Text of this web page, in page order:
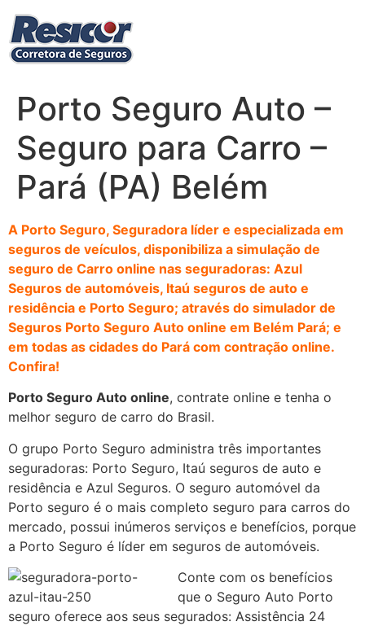
para
conteúdo
Porto Seguro Auto –
Seguro para Carro –
Pará (PA) Belém
A Porto Seguro, Seguradora líder e especializada em
seguros de veículos, disponibiliza a simulação de
seguro de Carro online nas seguradoras: Azul
Seguros de automóveis, Itaú seguros de auto e
residência e Porto Seguro; através do simulador de
Seguros Porto Seguro Auto online em Belém Pará; e
em todas as cidades do Pará com contração online.
Confira!
Porto Seguro Auto online, contrate online e tenha o
melhor seguro de carro do Brasil.
O grupo Porto Seguro administra três importantes
seguradoras: Porto Seguro, Itaú seguros de auto e
residência e Azul Seguros. O seguro automóvel da
Porto seguro é o mais completo seguro para carros do
mercado, possui inúmeros serviços e benefícios, porque
a Porto Seguro é líder em seguros de automóveis.
Conte com os benefícios
que o Seguro Auto Porto
seguro oferece aos seus segurados: Assistência 24